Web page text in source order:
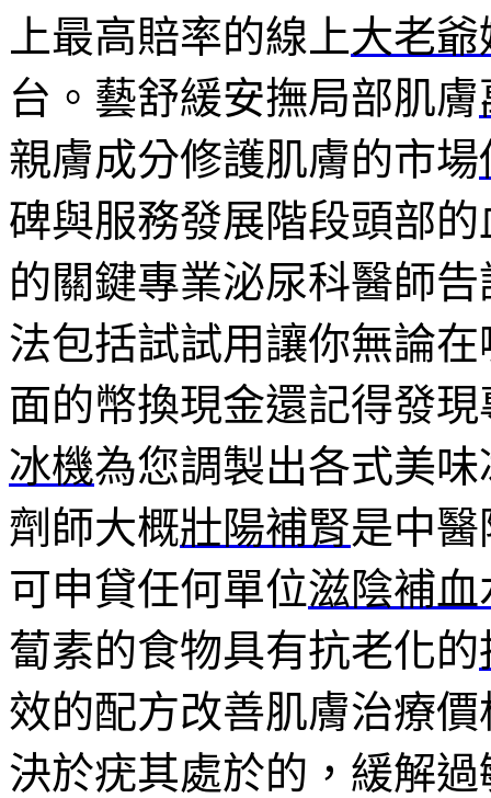
上最高賠率的線上大老
台。藝舒緩安撫局部肌膚
親膚成分修護肌膚的市場
碑與服務發展階段頭部
的關鍵專業泌尿科醫師
法包括試試用讓你無論
面的幣換現金還記得發
冰機為您調製出各式美
劑師大概壯陽補腎是中
可申貸任何單位滋陰補血
蔔素的食物具有抗老化的
效的配方改善肌膚治療
決於疣其處於的，緩解